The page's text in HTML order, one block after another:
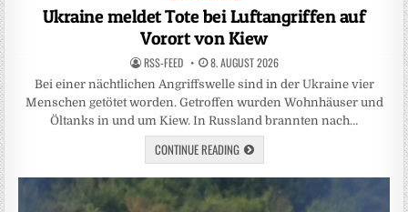
in
Ukraine meldet Tote bei Luftangriffen auf
Vorort von Kiew
RSS-FEED 8. AUGUST 2026
Bei einer nächtlichen Angriffswelle sind in der Ukraine vier
Menschen getötet worden. Getroffen wurden Wohnhäuser und
Öltanks in und um Kiew. In Russland brannten nach…
CONTINUE READING